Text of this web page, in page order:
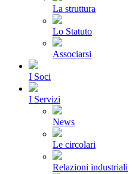
La struttura
Lo Statuto
Associarsi
I Soci
I Servizi
News
Le circolari
Relazioni industriali